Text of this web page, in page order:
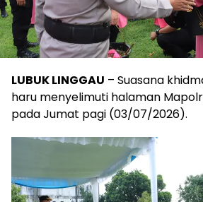
LUBUK LINGGAU – Suasana
haru menyelimuti halaman
pada Jumat pagi (03/07/2026).